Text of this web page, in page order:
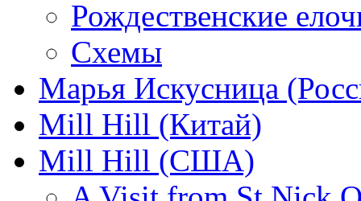
Рождественские
Схемы
Марья Искусница
Mill Hill (Китай)
Mill Hill (США)